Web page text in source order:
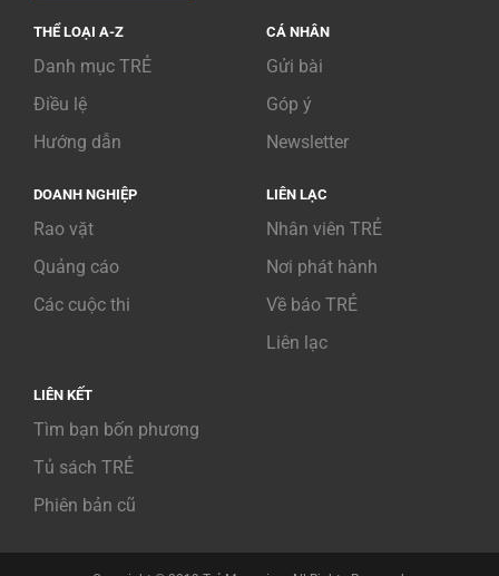
THỂ LOẠI A-Z
Danh mục TRẺ
Điều lệ
Hướng dẫn
CÁ NHÂN
Gửi bài
Góp ý
Newsletter
DOANH NGHIỆP
Rao vặt
Quảng cáo
Các cuộc thi
LIÊN LẠC
Nhân viên TRẺ
Nơi phát hành
Về báo TRẺ
Liên lạc
LIÊN KẾT
Tìm bạn bốn phương
Tủ sách TRẺ
Phiên bản cũ